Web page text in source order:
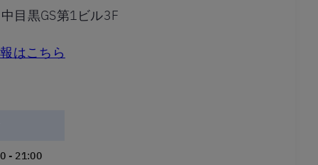
目黒GS第1ビル3F
はこちら
- 21:00